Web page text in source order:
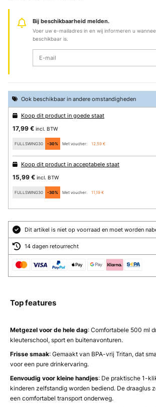
Bij beschikbaarheid melden.
Voer uw e-mailadres in en wij informeren u
beschikbaar is.
Ook beschikbaar in andere omstandigheden
Koop dit product in goede staat
17,99 € incl. BTW
FULLSWING30 -30% Met voucher: 12,59 €
Koop dit product in acceptabele staat
15,99 € incl. BTW
FULLSWING30 -30% Met voucher: 11,19 €
Dit artikel is niet op voorraad en moet worden
14 dagen retourrecht
Top features
Metgezel voor de hele dag: Comfortabele 500 ml
kleuterschool, sport en buitenavonturen.
Frisse smaak: Gemaakt van BPA-vrij Tritan, dat
voor een pure drinkervaring.
Eenvoudig voor kleine handjes: De praktische 1-
kinderen zelfstandig worden bediend. De draaglus
een comfortabel transport onderweg.